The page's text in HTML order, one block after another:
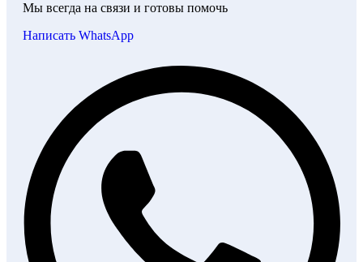
Мы всегда на связи и готовы помочь
Написать WhatsApp